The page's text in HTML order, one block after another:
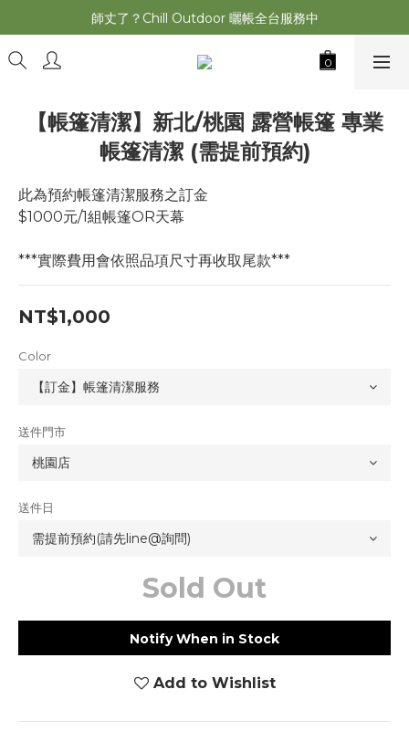
萩遊之魂 2025聯名五單位折疊桌轟動發表⚡️
師丈了？Chill Outdoor 曬帳全台服務中
萩遊之魂 2025聯名五單位折疊桌轟動發表⚡️
【帳篷清潔】新北/桃園 露營帳篷 專業
帳篷清潔 (需提前預約)
此為預約帳篷清潔服務之訂金
$1000元/1組帳篷OR天幕
***實際費用會依照品項尺寸再收取尾款***
NT$1,000
Color
送件門市
送件日
Sold Out
Notify When in Stock
Add to Wishlist